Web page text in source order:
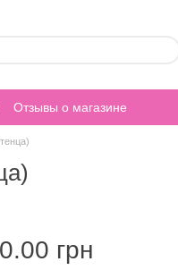
Отзывы о магазине
грн